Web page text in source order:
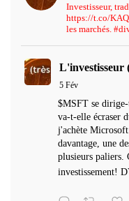
Investisseur,
https://t.co/
les marchés.
L'investisseur
5 Fév
$MSFT se
va-t-elle écraser
j'achète
davantage, une
plusieurs paliers.
investissement!